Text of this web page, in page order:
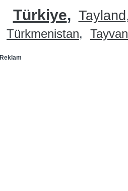
Türkiye Tayland
Türkmenistan Tayvan
Reklam